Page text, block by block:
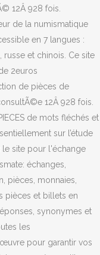
12Â 928 fois.
de la numismatique
en 7 langues :
russe et chinois. Ce site
2euros
de pièces de
12Â 928 fois.
de mots fléchés et
sur l’étude
le site pour l'échange
échanges,
pièces, monnaies,
pièces et billets en
synonymes et
les
pour garantir vos